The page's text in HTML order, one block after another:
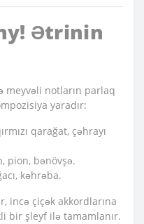
Ətrinin
meyvəli notların parlaq
yaradır:
qarağat, çəhrayı
pion, bənövşə.
kəhrəba.
incə çiçək akkordlarına
bir şleyf ilə tamamlanır.